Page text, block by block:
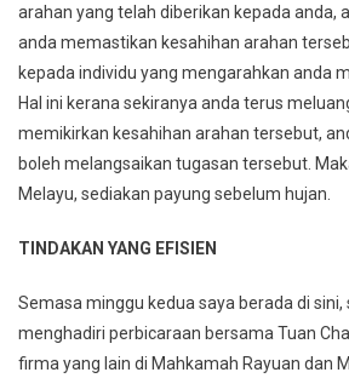
arahan yang telah diberikan kepada anda,
anda memastikan kesahihan arahan
kepada individu yang mengarahkan anda
Hal ini kerana sekiranya anda terus
memikirkan kesahihan arahan tersebut,
boleh melangsaikan tugasan tersebut.
Melayu, sediakan payung sebelum hujan.
TINDAKAN YANG EFISIEN
Semasa minggu kedua saya berada di
menghadiri perbicaraan bersama Tuan
firma yang lain di Mahkamah Rayuan dan